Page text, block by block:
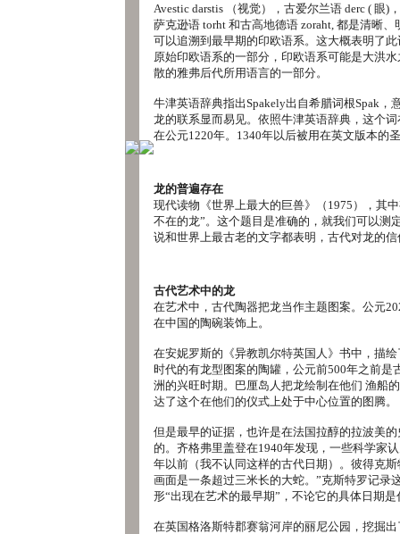
Avestic darstis （视觉），古爱尔兰语 derc ( 眼)
萨克逊语 torht 和古高地德语 zoraht, 都是清晰、
可以追溯到最早期的印欧语系。这大概表明了
原始印欧语系的一部分，印欧语系可能是大洪
散的雅弗后代所用语言的一部分。
牛津英语辞典指出Spakely出自希腊词根Spak，
龙的联系显而易见。依照牛津英语辞典，这个
在公元1220年。1340年以后被用在英文版本的
龙的普遍存在
现代读物《世界上最大的巨兽》（1975），其
不在的龙”。这个题目是准确的，就我们可以测
说和世界上最古老的文字都表明，古代对龙的
古代艺术中的龙
在艺术中，古代陶器把龙当作主题图案。公元
在中国的陶碗装饰上。
在安妮罗斯的《异教凯尔特英国人》书中，描
时代的有龙型图案的陶罐，公元前500年之前是
洲的兴旺时期。巴厘岛人把龙绘制在他们 渔船
达了这个在他们的仪式上处于中心位置的图腾。
但是最早的证据，也许是在法国拉醇的拉波美
的。齐格弗里盖登在1940年发现，一些科学家
年以前（我不认同这样的古代日期）。彼得克
画面是一条超过三米长的大蛇。”克斯特罗记录
形“出现在艺术的最早期”，不论它的具体日期是
在英国格洛斯特郡赛翁河岸的丽尼公园，挖掘